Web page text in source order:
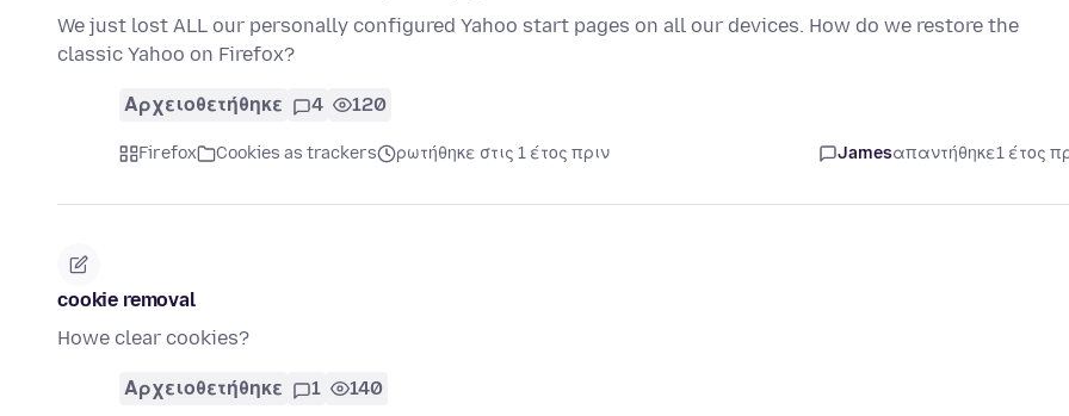
We just lost ALL our personally configured Yahoo start pages on all our devices. How do we restore the
classic Yahoo on Firefox?
Αρχειοθετήθηκε 4 120
Firefox Cookies as trackers ρωτήθηκε στις 1 έτος πριν Jamesαπαντήθηκε1 έτος
cookie removal
Howe clear cookies?
Αρχειοθετήθηκε 1 140